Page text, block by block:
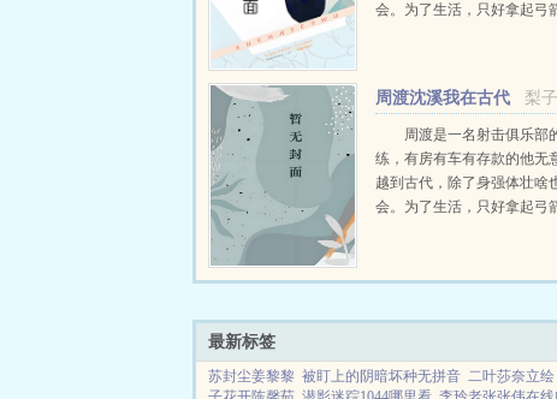
会。为了生活，只好拿起弓
渡看着山下的寥寥炊烟，以
梨
周渡沈溪我在古代
当猎户小说免费在线阅
周渡是一名射击俱乐部
练，有房有车有存款的他无
越到古代，除了身强体壮啥
会。为了生活，只好拿起弓
只野兔，不会做（失望）第
最新标签
苏封尘姜黎黎 被盯上的阴暗坏种无拼音 二叶莎奈立绘